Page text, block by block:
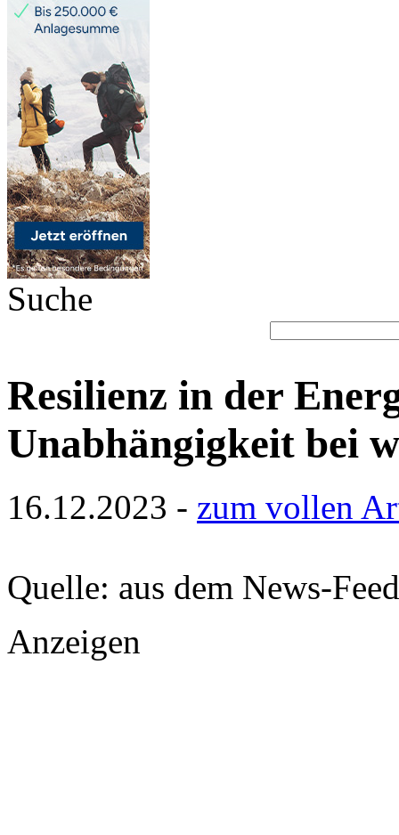
Suche
Resilienz in der
Unabhängigkeit bei
16.12.2023 - zum vollen
Quelle: aus dem News-
Anzeigen